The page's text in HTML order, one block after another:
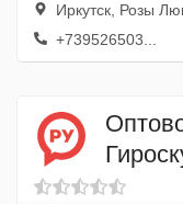
Иркутск, Розы
+739526503...